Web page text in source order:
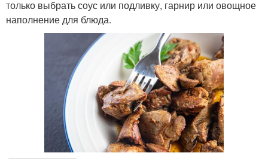
только выбрать соус или подливку, гарнир или овощное
наполнение для блюда.